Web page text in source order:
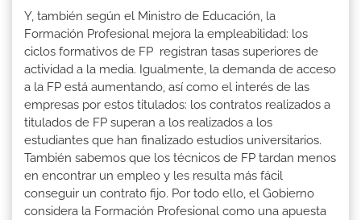
Y, también según el Ministro de Educación, la
Formación Profesional mejora la empleabilidad: los
ciclos formativos de FP registran tasas superiores de
actividad a la media. Igualmente, la demanda de acceso
a la FP está aumentando, así como el interés de las
empresas por estos titulados: los contratos realizados a
titulados de FP superan a los realizados a los
estudiantes que han finalizado estudios universitarios.
También sabemos que los técnicos de FP tardan menos
en encontrar un empleo y les resulta más fácil
conseguir un contrato fijo. Por todo ello, el Gobierno
considera la Formación Profesional como una apuesta